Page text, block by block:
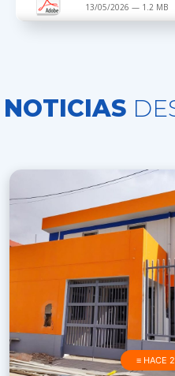
13/05/2026 — 1.2 MB
NOTICIAS
≡ HACE